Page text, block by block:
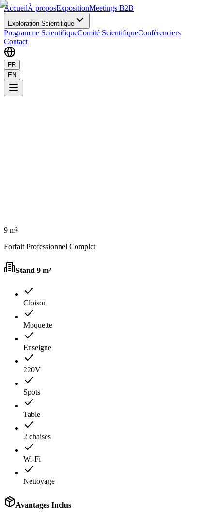
AccueilÀ proposExpositionMeetings B2B
Exploration Scientifique
Programme ScientifiqueComité ScientifiqueConférenciers
Contact
FR
EN
9 m²
Forfait Professionnel Complet
Stand 9 m²
Cloison
Moquette
Enseigne
220V
Spots
Table
2 chaises
Wi-Fi
Nettoyage
Avantages Inclus